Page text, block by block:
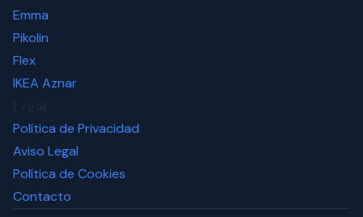
Emma
Pikolin
Flex
IKEA Aznar
Política de Privacidad
Aviso Legal
Política de Cookies
Contacto